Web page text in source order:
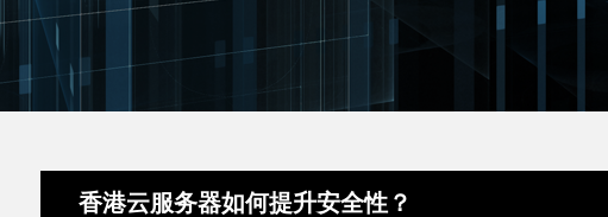
香港云服务器如何提升安全性？